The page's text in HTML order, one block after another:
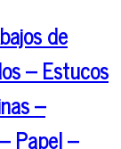
de
– Estucos
–
Papel –